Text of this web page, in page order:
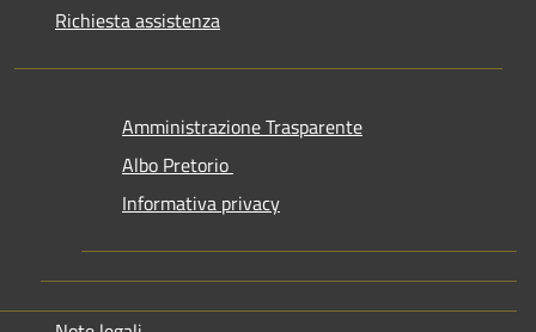
Richiesta assistenza
Amministrazione Trasparente
Albo Pretorio
Informativa privacy